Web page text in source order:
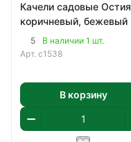
Качели садовые Остия
коричневый, бежевый
5
В наличии 1 шт.
Арт. с1538
В корзину